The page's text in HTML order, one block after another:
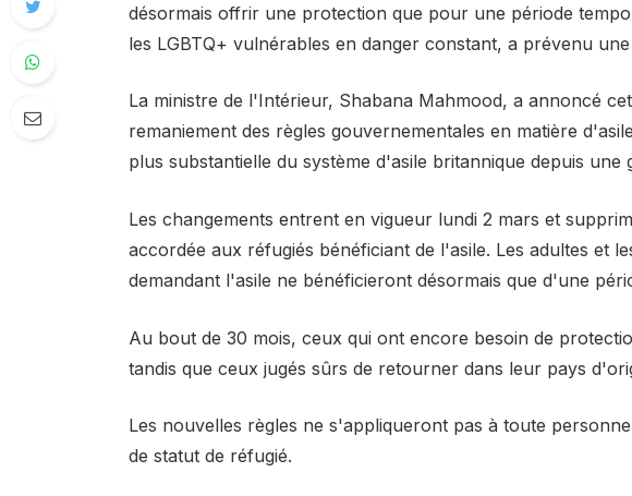
désormais offrir une protection que pour une période
les LGBTQ+ vulnérables en danger constant, a prévenu
La ministre de l'Intérieur, Shabana Mahmood, a annoncé
remaniement des règles gouvernementales en matière
plus substantielle du système d'asile britannique depuis une
Les changements entrent en vigueur lundi 2 mars et
accordée aux réfugiés bénéficiant de l'asile. Les adultes et
demandant l'asile ne bénéficieront désormais que d'une
Au bout de 30 mois, ceux qui ont encore besoin de
tandis que ceux jugés sûrs de retourner dans leur pays
Les nouvelles règles ne s'appliqueront pas à toute
de statut de réfugié.